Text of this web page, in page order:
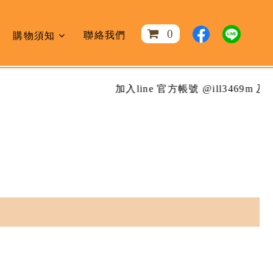
購物須知 聯絡我們 0
加入line 官方帳號 @ill3469m 及